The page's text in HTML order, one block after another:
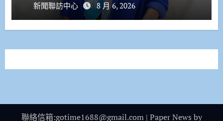
新聞聯訪中心 8 月 6, 2026
聯絡信箱:gotime1688@gmail.com | Paper News by